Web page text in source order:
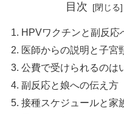
目次
HPVワクチンと副反応
医師からの説明と子宮
公費で受けられるのは
副反応と娘への伝え方
接種スケジュールと家